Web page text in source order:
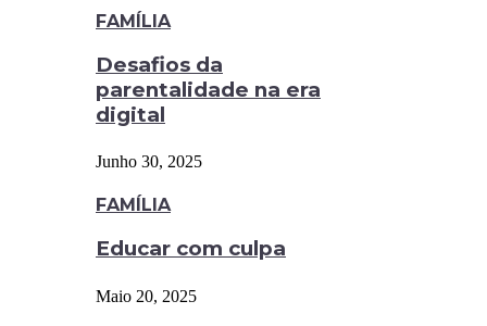
FAMÍLIA
Desafios da
parentalidade na era
digital
Junho 30, 2025
FAMÍLIA
Educar com culpa
Maio 20, 2025